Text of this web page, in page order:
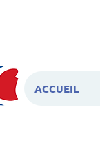
ACCUEIL